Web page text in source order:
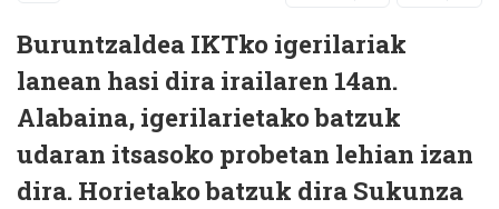
Buruntzaldea IKTko igerilariak
lanean hasi dira irailaren 14an.
Alabaina, igerilarietako batzuk
udaran itsasoko probetan lehian izan
dira. Horietako batzuk dira Sukunza